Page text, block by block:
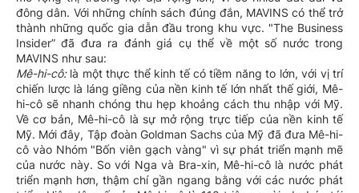
đông dân. Với những chính sách đúng đắn, MAVINS có thể trở
thành những quốc gia dẫn đầu trong khu vực. "The Business
Insider” đã đưa ra đánh giá cụ thể về một số nước trong
MAVINS như sau:
Mê-hi-cô: là một thực thể kinh tế có tiềm năng to lớn, với vị trí
chiến lược là láng giềng của nền kinh tế lớn nhất thế giới, Mê-
hi-cô sẽ nhanh chóng thu hẹp khoảng cách thu nhập với Mỹ.
Về cơ bản, Mê-hi-cô là sự mở rộng trực tiếp của nền kinh tế
Mỹ. Mới đây, Tập đoàn Goldman Sachs của Mỹ đã đưa Mê-hi-
cô vào Nhóm "Bốn viên gạch vàng" vì sự phát triển mạnh mẽ
của nước này. So với Nga và Bra-xin, Mê-hi-cô là nước phát
triển mạnh hơn, thậm chí gần ngang bằng với các nước phát